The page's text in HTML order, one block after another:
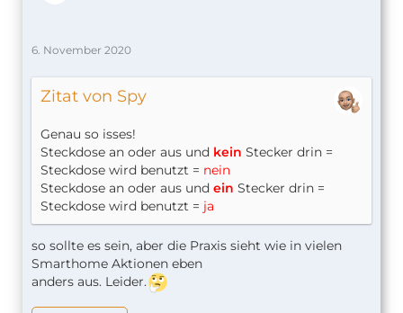
6. November 2020
Zitat von Spy
Genau so isses!
Steckdose an oder aus und kein Stecker drin =
Steckdose wird benutzt = nein
Steckdose an oder aus und ein Stecker drin =
Steckdose wird benutzt = ja
so sollte es sein, aber die Praxis sieht wie in vielen
Smarthome Aktionen eben
anders aus. Leider.